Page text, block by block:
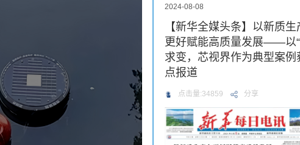
2024-08-08
【新华全媒头条】以新质生
更好赋能高质量发展——以“
求变，芯视界作为典型案例
点报道
点击量:34859 分享